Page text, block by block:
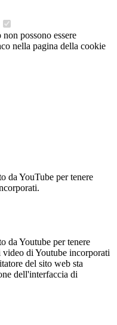
possono essere
nella pagina della cookie
da YouTube per tenere
da Youtube per tenere
video di Youtube incorporati
del sito web sta
dell'interfaccia di